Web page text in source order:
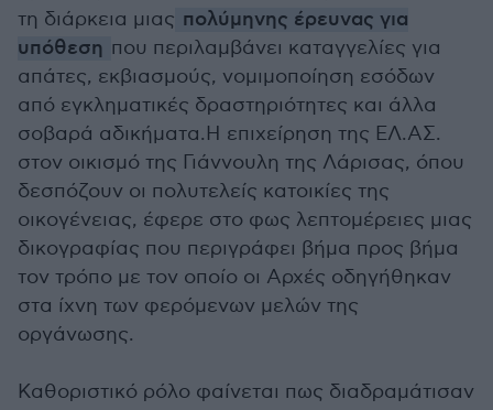
τη διάρκεια μιας πολύμηνης έρευνας για
υπόθεση που περιλαμβάνει καταγγελίες για
απάτες, εκβιασμούς, νομιμοποίηση εσόδων
από εγκληματικές δραστηριότητες και άλλα
σοβαρά αδικήματα.Η επιχείρηση της ΕΛ.ΑΣ.
στον οικισμό της Γιάννουλη της Λάρισας, όπου
δεσπόζουν οι πολυτελείς κατοικίες της
οικογένειας, έφερε στο φως λεπτομέρειες μιας
δικογραφίας που περιγράφει βήμα προς βήμα
τον τρόπο με τον οποίο οι Αρχές οδηγήθηκαν
στα ίχνη των φερόμενων μελών της
οργάνωσης.
Καθοριστικό ρόλο φαίνεται πως διαδραμάτισαν